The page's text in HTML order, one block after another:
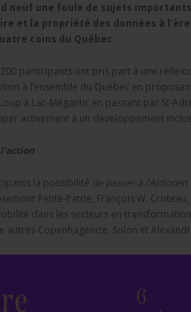
neuf une foule de sujets
et la propriété des données à
coins du Québec
participants ont pris part à une
à l’ensemble du Québec en
à Lac-Mégantic en passant par St-
activement à un développement
la possibilité de passer à l’Actionen
Petite-Patrie, François W.
dans les secteurs en
autres Copenhagenize, Solon et